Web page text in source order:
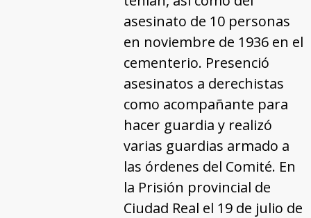
asesinato de 10 personas
en noviembre de 1936 en el
cementerio. Presenció
asesinatos a derechistas
como acompañante para
hacer guardia y realizó
varias guardias armado a
las órdenes del Comité. En
la Prisión provincial de
Ciudad Real el 19 de julio de